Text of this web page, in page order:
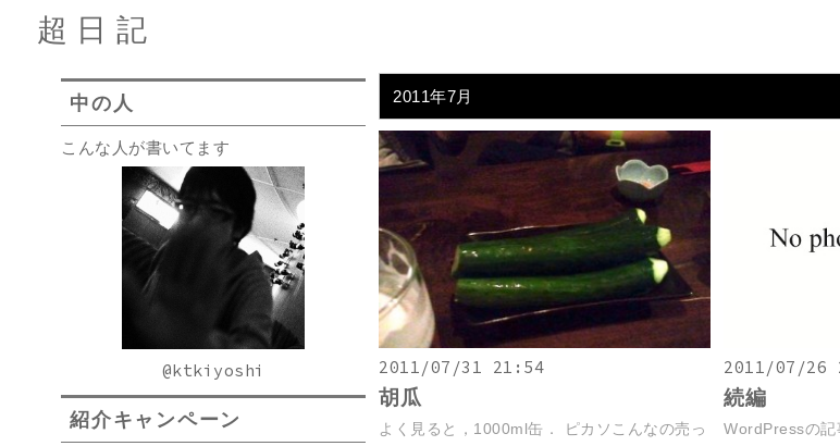
超日記
中の人
こんな人が書いてます
@ktkiyoshi
紹介キャンペーン
2011年7月
2011/07/31 21:54
胡瓜
よく見ると，1000ml缶． ピカソこんなの売っ
2011/07/26
続編
WordPressの記